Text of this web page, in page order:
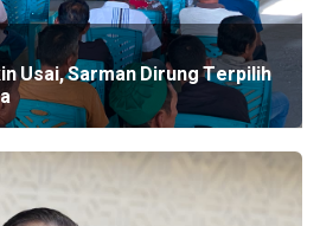
Usai, Sarman Dirung Terpilih